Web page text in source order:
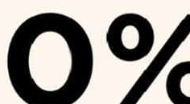
maduras que buscan un
y escote.